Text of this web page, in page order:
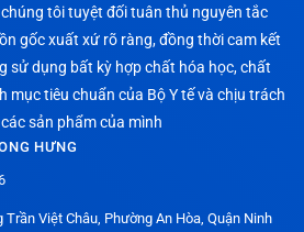
chúng tôi tuyệt đối tuân thủ nguyên tắc
gốc xuất xứ rõ ràng, đồng thời cam kết
sử dụng bất kỳ hợp chất hóa học, chất
mục tiêu chuẩn của Bộ Y tế và chịu trách
sản phẩm của mình
HƯNG
Việt Châu, Phường An Hòa, Quận Ninh